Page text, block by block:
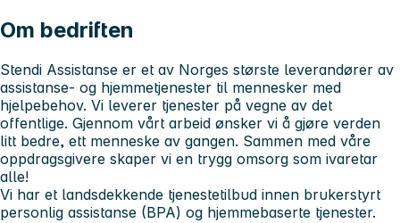
Om bedriften
Stendi Assistanse er et av Norges største leverandører av
assistanse- og hjemmetjenester til mennesker med
hjelpebehov. Vi leverer tjenester på vegne av det
offentlige. Gjennom vårt arbeid ønsker vi å gjøre verden
litt bedre, ett menneske av gangen. Sammen med våre
oppdragsgivere skaper vi en trygg omsorg som ivaretar
alle!
Vi har et landsdekkende tjenestetilbud innen brukerstyrt
personlig assistanse (BPA) og hjemmebaserte tjenester.